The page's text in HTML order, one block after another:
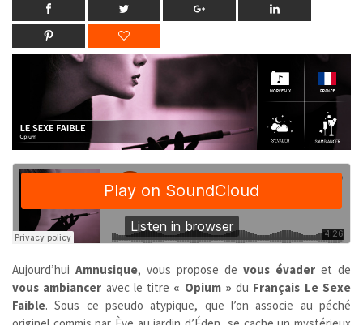
Aujourd’hui Amnusique, vous propose de vous évader et de
vous ambiancer avec le titre « Opium » du Français Le Sexe
Faible. Sous ce pseudo atypique, que l’on associe au péché